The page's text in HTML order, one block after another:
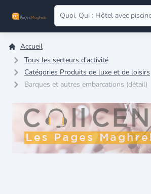
Accueil
Tous les secteurs d'activité
Catégories Produits de luxe et de loisirs
Barques et autres embarcations (détail)